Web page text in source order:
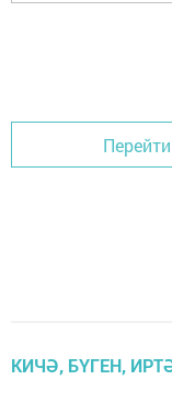
КИЧӘ, БҮГЕН,